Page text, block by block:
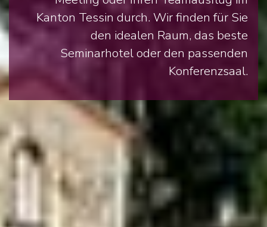
Kanton Tessin durch. Wir finden für Sie
den idealen Raum, das beste
Seminarhotel oder den passenden
Konferenzsaal.